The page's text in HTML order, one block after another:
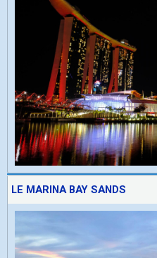
LE MARINA BAY SANDS